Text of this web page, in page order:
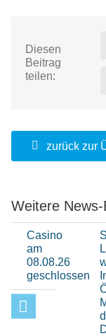
Diesen
Beitrag
teilen:
zurück zur
Weitere
Casino
am
08.08.26
geschlossen